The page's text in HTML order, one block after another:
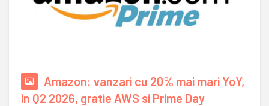
Amazon: vanzari cu 20% mai mari YoY,
in Q2 2026, gratie AWS si Prime Day